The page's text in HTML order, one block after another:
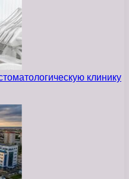
клинику